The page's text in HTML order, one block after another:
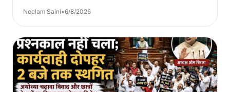
Neelam Saini•6/8/2026